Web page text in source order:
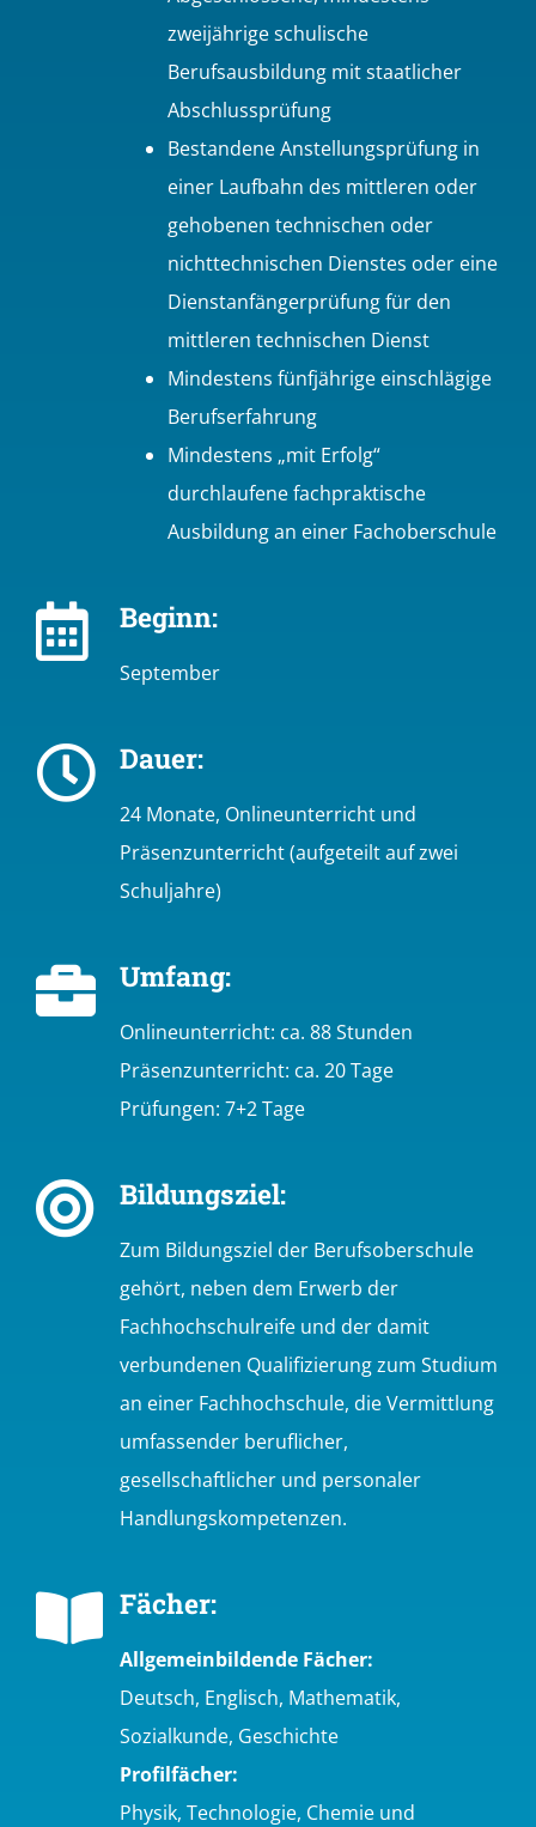
zweijährige schulische
Berufsausbildung mit staatlicher
Abschlussprüfung
Bestandene Anstellungsprüfung in
einer Laufbahn des mittleren oder
gehobenen technischen oder
nichttechnischen Dienstes oder eine
Dienstanfängerprüfung für den
mittleren technischen Dienst
Mindestens fünfjährige einschlägige
Berufserfahrung
Mindestens „mit Erfolg“
durchlaufene fachpraktische
Ausbildung an einer Fachoberschule
Beginn:
September
Dauer:
24 Monate, Onlineunterricht und
Präsenzunterricht (aufgeteilt auf zwei
Schuljahre)
Umfang:
Onlineunterricht: ca. 88 Stunden
Präsenzunterricht: ca. 20 Tage
Prüfungen: 7+2 Tage
Bildungsziel:
Zum Bildungsziel der Berufsoberschule
gehört, neben dem Erwerb der
Fachhochschulreife und der damit
verbundenen Qualifizierung zum Studium
an einer Fachhochschule, die Vermittlung
umfassender beruflicher,
gesellschaftlicher und personaler
Handlungskompetenzen.
Fächer:
Allgemeinbildende Fächer:
Deutsch, Englisch, Mathematik,
Sozialkunde, Geschichte
Profilfächer:
Physik, Technologie, Chemie und